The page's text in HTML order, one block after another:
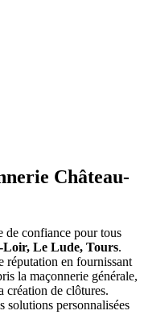
Château-
confiance pour tous
Loir, Le Lude, Tours.
réputation en fournissant
la maçonnerie générale,
création de clôtures.
solutions personnalisées